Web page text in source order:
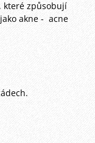
které způsobují
akne - acne